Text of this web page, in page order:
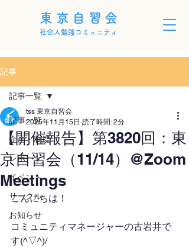
東京自習会
社会人勉強コミュニティ
記事
記事一覧
企画・制度
レポート
イベント
サークル
お知らせ
記事一覧
【開催報告】第3820回：東
京自習会（11/14）@Zoom
Meetings
tss 東京自習会
2025年11月15日 読了時間: 2分
こんにちは！
コミュニティマネージャーの古岩井で
す(^▽^)/